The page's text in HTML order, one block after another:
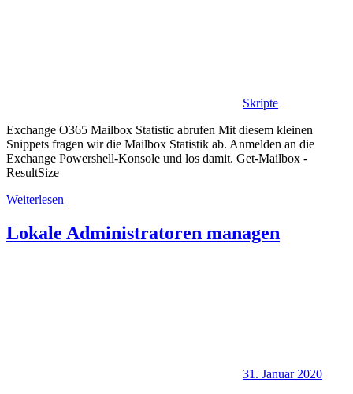
Skripte
Exchange O365 Mailbox Statistic abrufen Mit diesem kleinen
Snippets fragen wir die Mailbox Statistik ab. Anmelden an die
Exchange Powershell-Konsole und los damit. Get-Mailbox -
ResultSize
Weiterlesen
Lokale Administratoren managen
31. Januar 2020